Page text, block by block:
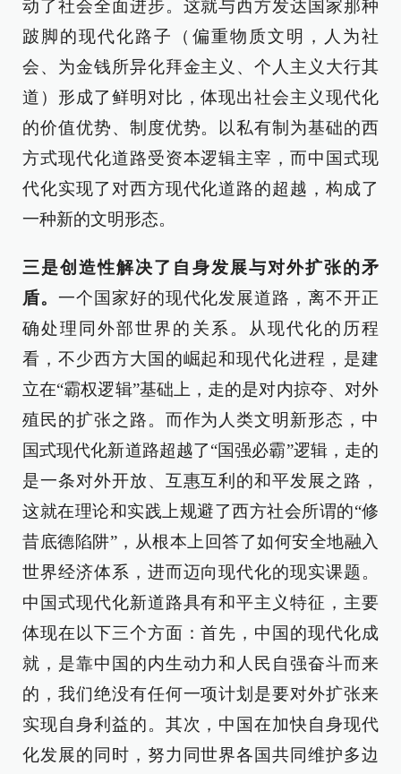
动了社会全面进步。这就与西方发达国家那种
跛脚的现代化路子（偏重物质文明，人为社
会、为金钱所异化拜金主义、个人主义大行其
道）形成了鲜明对比，体现出社会主义现代化
的价值优势、制度优势。以私有制为基础的西
方式现代化道路受资本逻辑主宰，而中国式现
代化实现了对西方现代化道路的超越，构成了
一种新的文明形态。
三是创造性解决了自身发展与对外扩张的矛
盾。 一个国家好的现代化发展道路，离不开正
确处理同外部世界的关系。从现代化的历程
看，不少西方大国的崛起和现代化进程，是建
立在“霸权逻辑”基础上，走的是对内掠夺、对外
殖民的扩张之路。而作为人类文明新形态，中
国式现代化新道路超越了“国强必霸”逻辑，走的
是一条对外开放、互惠互利的和平发展之路，
这就在理论和实践上规避了西方社会所谓的“修
昔底德陷阱”，从根本上回答了如何安全地融入
世界经济体系，进而迈向现代化的现实课题。
中国式现代化新道路具有和平主义特征，主要
体现在以下三个方面：首先，中国的现代化成
就，是靠中国的内生动力和人民自强奋斗而来
的，我们绝没有任何一项计划是要对外扩张来
实现自身利益的。其次，中国在加快自身现代
化发展的同时，努力同世界各国共同维护多边